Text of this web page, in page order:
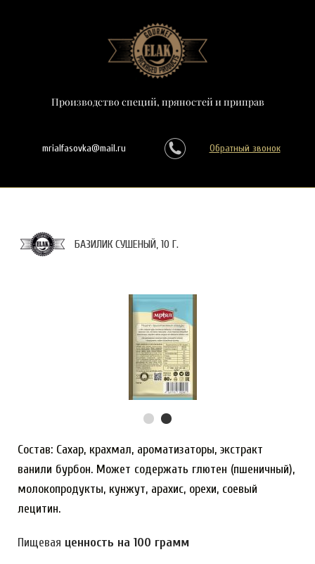
Производство специй, пряностей и приправ
mrialfasovka@mail.ru Обратный звонок
БАЗИЛИК СУШЕНЫЙ, 10 Г.
Состав: Сахар, крахмал, ароматизаторы, экстракт
ванили бурбон. Может содержать глютен (пшеничный),
молокопродукты, кунжут, арахис, орехи, соевый
лецитин.
Пищевая ценность на 100 грамм